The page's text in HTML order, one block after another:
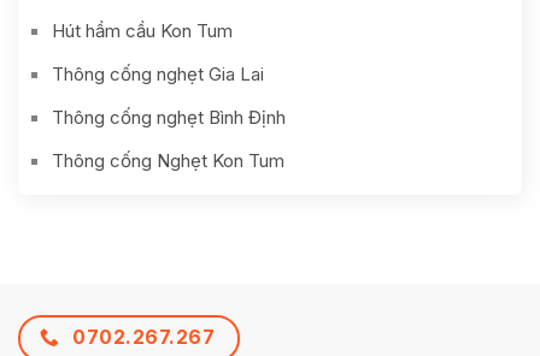
Hút hầm cầu Kon Tum
Thông cống nghẹt Gia Lai
Thông cống nghẹt Bình Định
Thông cống Nghẹt Kon Tum
0702.267.267